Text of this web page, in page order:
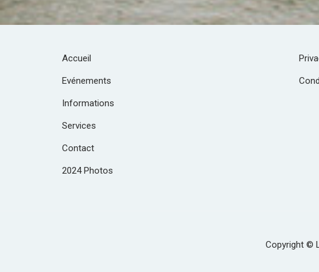
Accueil
Evénements
Informations
Services
Contact
2024 Photos
Copyright ©